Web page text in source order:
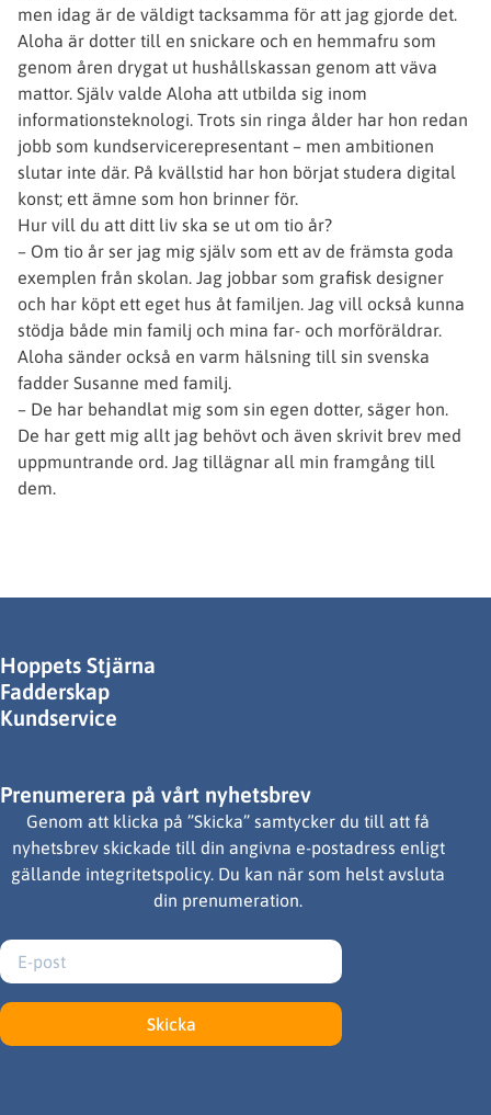
men idag är de väldigt tacksamma för att jag gjorde det.
Aloha är dotter till en snickare och en hemmafru som
genom åren drygat ut hushållskassan genom att väva
mattor. Själv valde Aloha att utbilda sig inom
informationsteknologi. Trots sin ringa ålder har hon redan
jobb som kundservicerepresentant – men ambitionen
slutar inte där. På kvällstid har hon börjat studera digital
konst; ett ämne som hon brinner för.
Hur vill du att ditt liv ska se ut om tio år?
– Om tio år ser jag mig själv som ett av de främsta goda
exemplen från skolan. Jag jobbar som grafisk designer
och har köpt ett eget hus åt familjen. Jag vill också kunna
stödja både min familj och mina far- och morföräldrar.
Aloha sänder också en varm hälsning till sin svenska
fadder Susanne med familj.
– De har behandlat mig som sin egen dotter, säger hon.
De har gett mig allt jag behövt och även skrivit brev med
uppmuntrande ord. Jag tillägnar all min framgång till
dem.
Hoppets Stjärna
Fadderskap
Kundservice
Prenumerera på vårt nyhetsbrev
Genom att klicka på ”Skicka” samtycker du till att få
nyhetsbrev skickade till din angivna e-postadress enligt
gällande integritetspolicy. Du kan när som helst avsluta
din prenumeration.
Skicka